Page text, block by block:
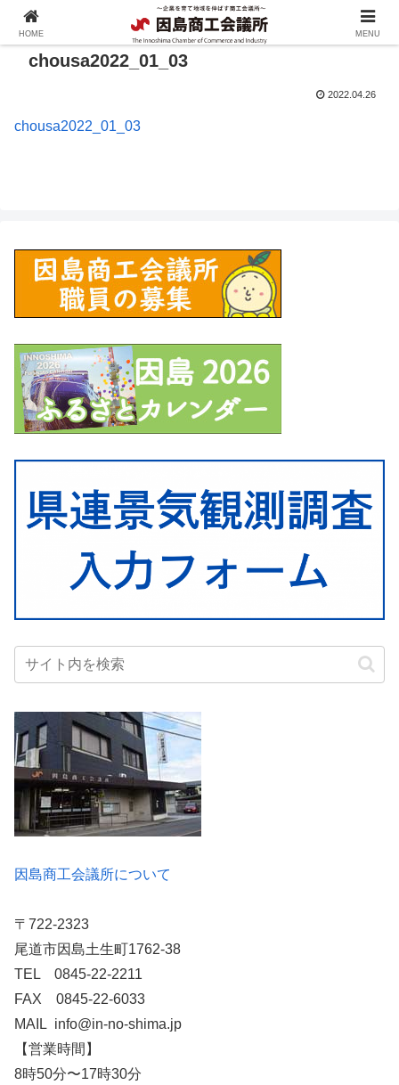
chousa2022_01_03
2022.04.26
chousa2022_01_03
因島商工会議所について
〒722-2323
尾道市因島土生町1762-38
TEL 0845-22-2211
FAX 0845-22-6033
MAIL info@in-no-shima.jp
【営業時間】
8時50分〜17時30分
HOME MENU